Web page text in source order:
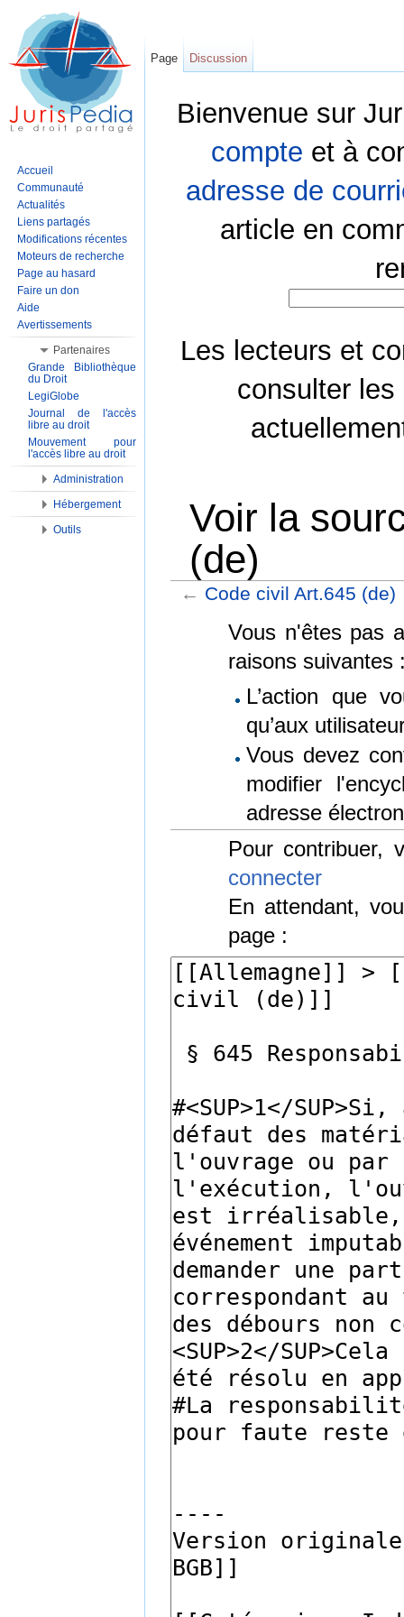
Bienvenue sur
compte et à
adresse de
article en
Les lecteurs et
consulter les
Voir la
(de)
← Code civil Art.645 (de)
Vous n'êtes pas
raisons suivantes
L’action que
qu’aux
Vous devez
modifier
adresse
Pour contribuer,
connecter
En attendant,
page :
Page Discussion
Accueil
Communauté
Actualités
Liens partagés
Modifications récentes
Moteurs de recherche
Page au hasard
Faire un don
Aide
Avertissements
Partenaires
Grande Bibliothèque
du Droit
LegiGlobe
Journal de l'accès
libre au droit
Mouvement pour
l'accès libre au droit
Administration
Hébergement
Outils